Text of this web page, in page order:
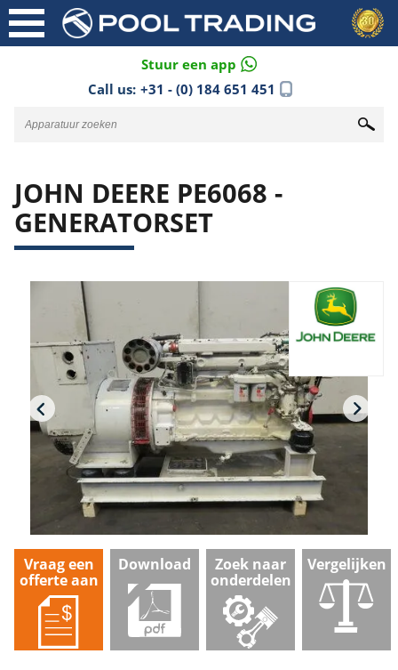
Stuur een app
Call us: +31 - (0) 184 651 451
JOHN DEERE PE6068 -
GENERATORSET
Vraag een
offerte aan
Download
Zoek naar
onderdelen
Vergelijken